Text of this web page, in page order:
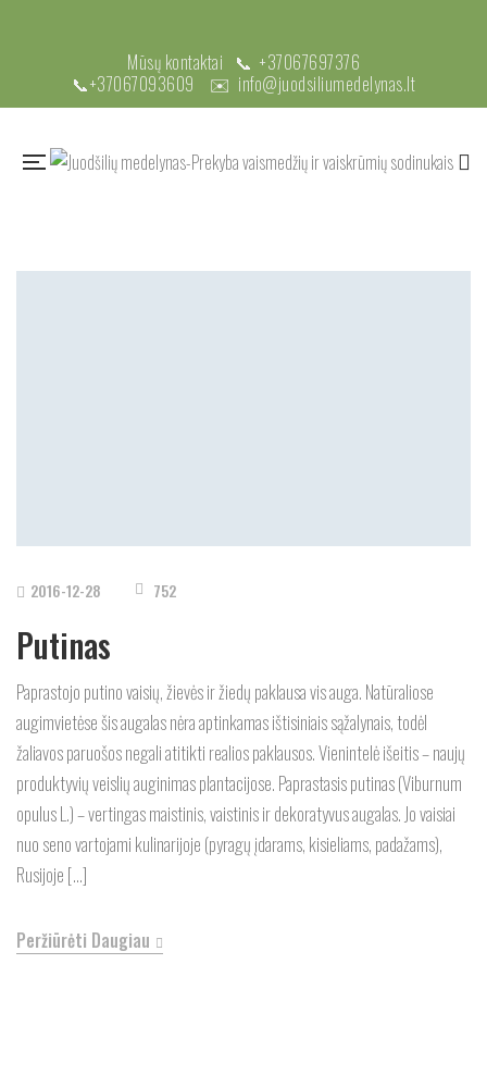
Mūsų kontaktai 📞 +37067697376
📞+37067093609 ✉️ info@juodsiliumedelynas.lt
2016-12-28 752
Putinas
Paprastojo putino vaisių, žievės ir žiedų paklausa vis auga. Natūraliose
augimvietėse šis augalas nėra aptinkamas ištisiniais sąžalynais, todėl
žaliavos paruošos negali atitikti realios paklausos. Vienintelė išeitis – naujų
produktyvių veislių auginimas plantacijose. Paprastasis putinas (Viburnum
opulus L.) – vertingas maistinis, vaistinis ir dekoratyvus augalas. Jo vaisiai
nuo seno vartojami kulinarijoje (pyragų įdarams, kisieliams, padažams),
Rusijoje […]
Peržiūrėti Daugiau